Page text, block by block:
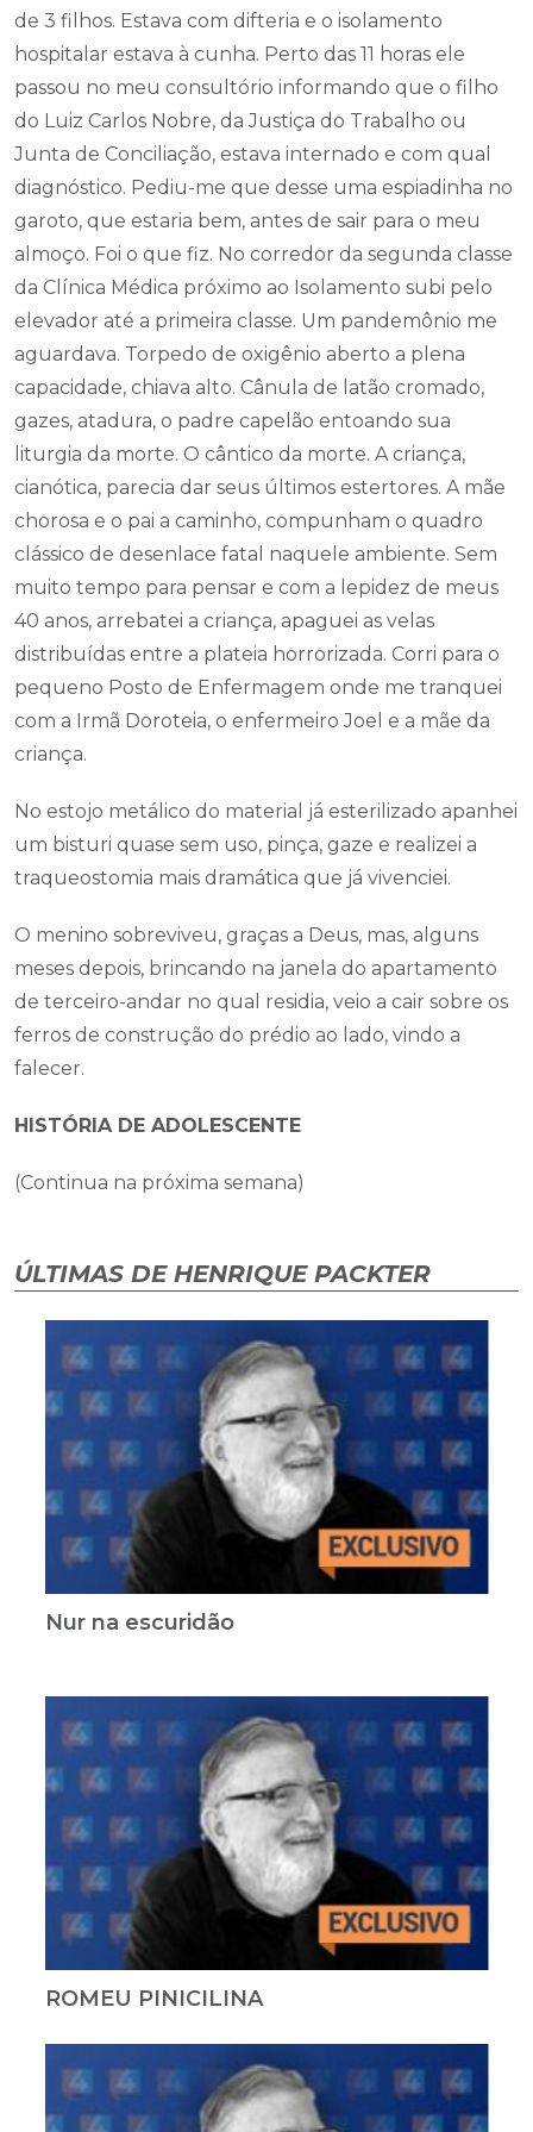
de 3 filhos. Estava com difteria e o isolamento
hospitalar estava à cunha. Perto das 11 horas ele
passou no meu consultório informando que o filho
do Luiz Carlos Nobre, da Justiça do Trabalho ou
Junta de Conciliação, estava internado e com qual
diagnóstico. Pediu-me que desse uma espiadinha no
garoto, que estaria bem, antes de sair para o meu
almoço. Foi o que fiz. No corredor da segunda classe
da Clínica Médica próximo ao Isolamento subi pelo
elevador até a primeira classe. Um pandemônio me
aguardava. Torpedo de oxigênio aberto a plena
capacidade, chiava alto. Cânula de latão cromado,
gazes, atadura, o padre capelão entoando sua
liturgia da morte. O cântico da morte. A criança,
cianótica, parecia dar seus últimos estertores. A mãe
chorosa e o pai a caminho, compunham o quadro
clássico de desenlace fatal naquele ambiente. Sem
muito tempo para pensar e com a lepidez de meus
40 anos, arrebatei a criança, apaguei as velas
distribuídas entre a plateia horrorizada. Corri para o
pequeno Posto de Enfermagem onde me tranquei
com a Irmã Doroteia, o enfermeiro Joel e a mãe da
criança.
No estojo metálico do material já esterilizado apanhei
um bisturi quase sem uso, pinça, gaze e realizei a
traqueostomia mais dramática que já vivenciei.
O menino sobreviveu, graças a Deus, mas, alguns
meses depois, brincando na janela do apartamento
de terceiro-andar no qual residia, veio a cair sobre os
ferros de construção do prédio ao lado, vindo a
falecer.
HISTÓRIA DE ADOLESCENTE
(Continua na próxima semana)
ÚLTIMAS DE HENRIQUE PACKTER
Nur na escuridão
ROMEU PINICILINA